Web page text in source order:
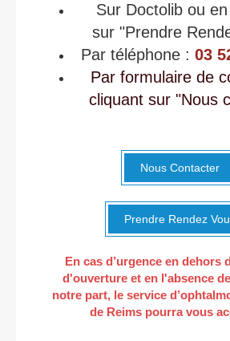
Sur Doctolib ou
sur "Prendre
Par téléphone : 03
Par formulaire de
cliquant sur "Nous
Nous Contacter
Prendre Rendez
En cas d’urgence en dehors
d'ouverture et en l'absence
notre part, le service
de Reims pourra vous